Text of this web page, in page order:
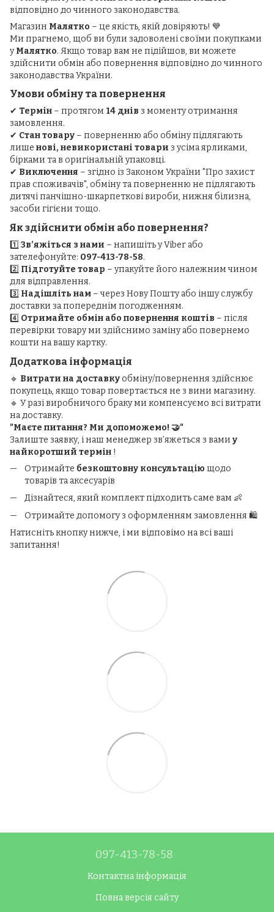
відповідно до чинного законодавства.
Магазин Малятко – це якість, якій довіряють! 💙
Ми прагнемо, щоб ви були задоволені своїми покупками
уМалятко. Якщо товар вам не підійшов, ви можете
здійснити обмін або повернення відповідно до чинного
законодавства України.
Умови обміну та повернення
✔ Термін – протягом 14 днів з моменту отримання
замовлення.
✔ Стан товару – поверненню або обміну підлягають
лише нові, невикористані товари з усіма ярликами,
бірками та в оригінальній упаковці.
✔ Виключення – згідно із Законом України "Про захист
прав споживачів", обміну та поверненню не підлягають
дитячі панчішно-шкарпеткові вироби, нижня білизна,
засоби гігієни тощо.
Як здійснити обмін або повернення?
1️⃣ Зв’яжіться з нами – напишіть у Viber або
зателефонуйте: 097-413-78-58.
2️⃣ Підготуйте товар – упакуйте його належним чином
для відправлення.
3️⃣ Надішліть нам – через Нову Пошту або іншу службу
доставки за попереднім погодженням.
4️⃣ Отримайте обмін або повернення коштів – після
перевірки товару ми здійснимо заміну або повернемо
кошти на вашу картку.
Додаткова інформація
🔹 Витрати на доставкуобміну/повернення здійснює
покупець, якщо товар повертається не з вини магазину.
🔹 У разі виробничого браку ми компенсуємо всі витрати
на доставку.
"Маєте питання? Ми допоможемо! 🤝"
Залиште заявку, і наш менеджер зв’яжеться з вами у
найкоротший термін !
Отримайте безкоштовну консультацію щодо
товарів та аксесуарів
Дізнайтеся, який комплект підходить саме вам 👶
Отримайте допомогу з оформленням замовлення 🛍️
Натисніть кнопку нижче, і ми відповімо на всі ваші
запитання!
097-413-78-58
Контактна інформація
Повна версія сайту